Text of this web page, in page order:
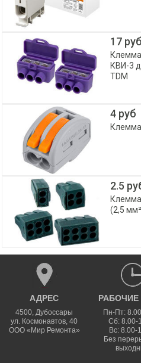
17 руб
Клемма
КВИ-3
TDM
4 руб
Клемма
2.5
(2,5
АДРЕС
4500,Дубоссары
ул. Космонавтов, 40
ООО «Мир Ремонта»
Пн-Пт:
Сб: 8.00-
Вс: 8.00-
Без